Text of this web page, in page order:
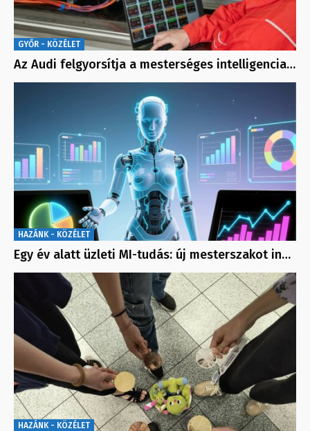
GYŐR - KÖZÉLET
Az Audi felgyorsítja a mesterséges intelligencia…
HAZÁNK - KÖZÉLET
Egy év alatt üzleti MI-tudás: új mesterszakot in…
HAZÁNK - KÖZÉLET